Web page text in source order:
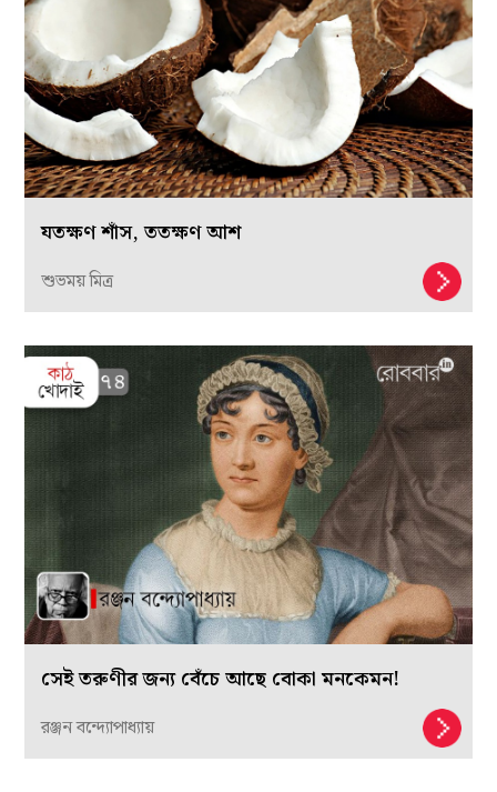
যতক্ষণ শাঁস, ততক্ষণ আশ
শুভময় মিত্র
সেই তরুণীর জন্য বেঁচে আছে বোকা মনকেমন!
রঞ্জন বন্দ্যোপাধ্যায়